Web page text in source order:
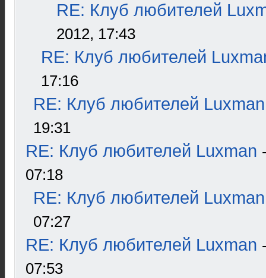
RE: Клуб любителей
2012, 17:43
RE: Клуб любителей
17:16
RE: Клуб любителей Luxman
19:31
RE: Клуб любителей Luxman
07:18
RE: Клуб любителей Luxman
07:27
RE: Клуб любителей Luxman
07:53